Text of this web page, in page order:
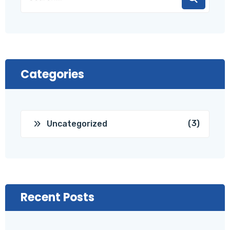
Categories
Uncategorized (3)
Recent Posts